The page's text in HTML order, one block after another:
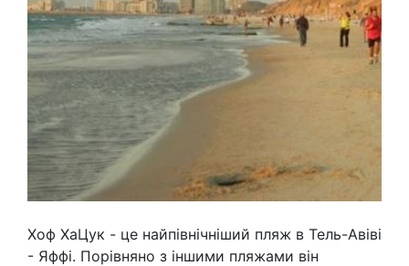
Хоф ХаЦук - це найпівнічніший пляж в Тель-Авіві
- Яффі. Порівняно з іншими пляжами він